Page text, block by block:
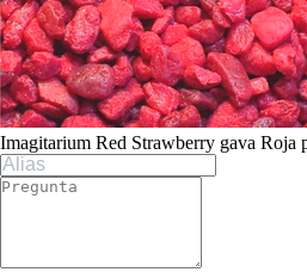
Imagitarium Red Strawberry gava Roja